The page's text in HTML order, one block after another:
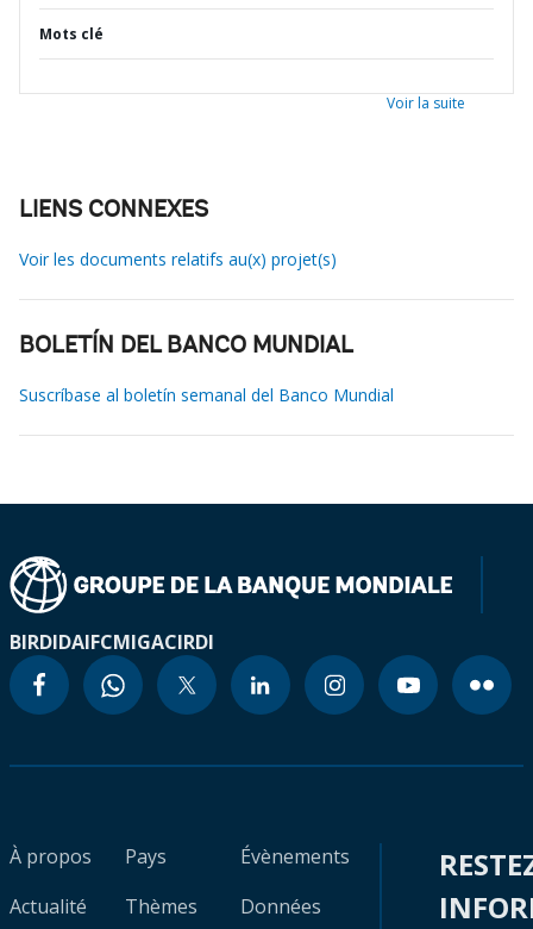
Mots clé
Voir la suite
LIENS CONNEXES
Voir les documents relatifs au(x) projet(s)
BOLETÍN DEL BANCO MUNDIAL
Suscríbase al boletín semanal del Banco Mundial
BIRDIDAIFCMIGACIRDI
À propos
Actualité
Pays
Thèmes
Évènements
Données